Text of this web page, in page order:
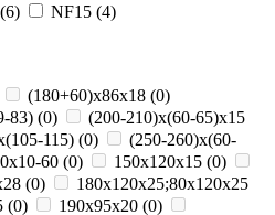
(6) NF15 (4)
(180+60)х86х18 (0)
83) (0)
(200-210)х(60-65)х15
115) (0)
(250-260)х(60-
60 (0) 150x120x15 (0)
(0)
180х120х25;80х120х25
(0) 190х95х20 (0)